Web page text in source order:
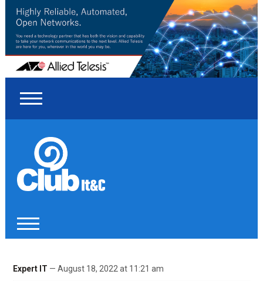
Expert IT — August 18, 2022 at 11:21 am